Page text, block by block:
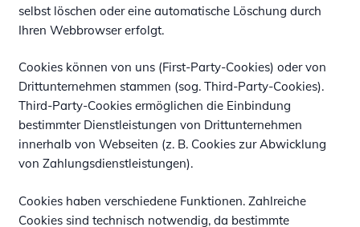
selbst löschen oder eine automatische Löschung durch
Ihren Webbrowser erfolgt.
Cookies können von uns (First-Party-Cookies) oder von
Drittunternehmen stammen (sog. Third-Party-Cookies).
Third-Party-Cookies ermöglichen die Einbindung
bestimmter Dienstleistungen von Drittunternehmen
innerhalb von Webseiten (z. B. Cookies zur Abwicklung
von Zahlungsdienstleistungen).
Cookies haben verschiedene Funktionen. Zahlreiche
Cookies sind technisch notwendig, da bestimmte